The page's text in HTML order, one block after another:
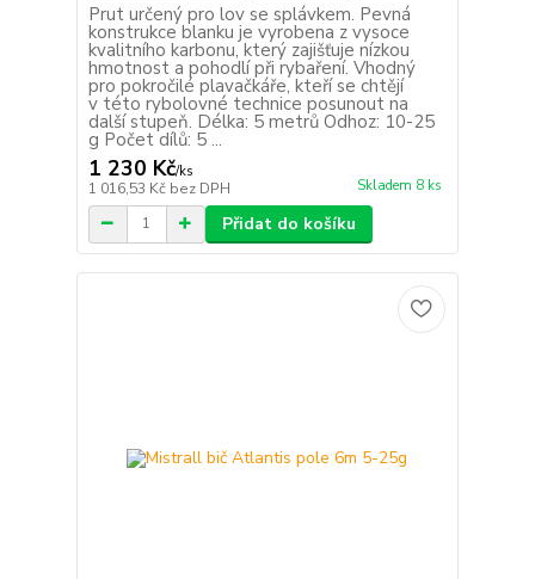
Prut určený pro lov se splávkem. Pevná
konstrukce blanku je vyrobena z vysoce
kvalitního karbonu, který zajišťuje nízkou
hmotnost a pohodlí při rybaření. Vhodný
pro pokročilé plavačkáře, kteří se chtějí
v této rybolovné technice posunout na
další stupeň. Délka: 5 metrů Odhoz: 10-25
g Počet dílů: 5 ...
1 230 Kč/ks
1 016,53 Kč bez DPH Skladem 8 ks
Přidat do košíku